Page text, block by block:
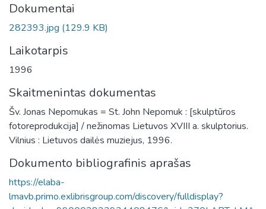
Dokumentai
282393.jpg (129.9 KB)
Laikotarpis
1996
Skaitmenintas dokumentas
Šv. Jonas Nepomukas = St. John Nepomuk : [skulptūros
fotoreprodukcija] / nežinomas Lietuvos XVIII a. skulptorius.
Vilnius : Lietuvos dailės muziejus, 1996.
Dokumento bibliografinis aprašas
https://elaba-
lmavb.primo.exlibrisgroup.com/discovery/fulldisplay?